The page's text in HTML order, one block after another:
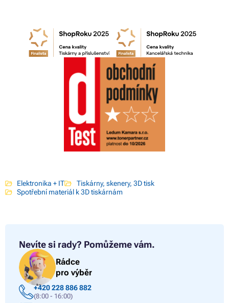
Elektronika + IT
Tiskárny, skenery, 3D tisk
Spotřební materiál k 3D tiskárnám
Nevíte si rady? Pomůžeme vám.
Rádce
pro výběr
+420 228 886 882
(8:00 - 16:00)